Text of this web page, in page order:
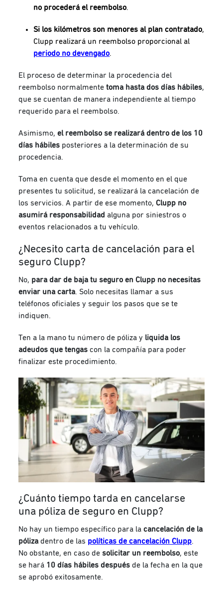
no procederá el reembolso.
Si los kilómetros son menores al plan contratado,
Clupp realizará un reembolso proporcional al
periodo no devengado.
El proceso de determinar la procedencia del
reembolso normalmentetoma hasta dos días hábiles,
que se cuentan de manera independiente al tiempo
requerido para el reembolso.
Asimismo,el reembolso se realizará dentro de los 10
días hábiles posteriores a la determinación de su
procedencia.
Toma en cuenta que desde el momento en el que
presentes tu solicitud, se realizará la cancelación de
los servicios. A partir de ese momento, Clupp no
asumirá responsabilidad alguna por siniestros o
eventos relacionados a tu vehículo.
¿Necesito carta de cancelación para el
seguro Clupp?
No, para dar de baja tu seguro en Clupp no necesitas
enviar una carta. Solo necesitas llamar a sus
teléfonos oficiales y seguir los pasos que se te
indiquen.
Ten a la mano tu número de póliza y liquida los
adeudos que tengas con la compañía para poder
finalizar este procedimiento.
¿Cuánto tiempo tarda en cancelarse
una póliza de seguro en Clupp?
No hay un tiempo específico para lacancelación de la
pólizadentro de las políticas de cancelación Clupp.
No obstante, en caso desolicitar un reembolso, este
se hará 10 días hábiles después de la fecha en la que
se aprobó exitosamente.